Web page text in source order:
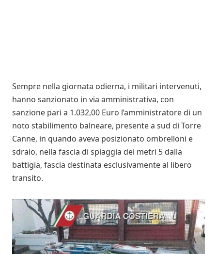
Sempre nella giornata odierna, i militari intervenuti,
hanno sanzionato in via amministrativa, con
sanzione pari a 1.032,00 Euro l’amministratore di un
noto stabilimento balneare, presente a sud di Torre
Canne, in quando aveva posizionato ombrelloni e
sdraio, nella fascia di spiaggia dei metri 5 dalla
battigia, fascia destinata esclusivamente al libero
transito.